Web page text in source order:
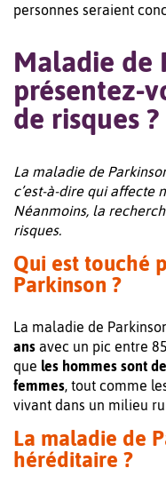
personnes seraient
Maladie de
présentez-
de risques ?
La maladie de
c’est-à-dire qui affecte
Néanmoins, la
risques.
Qui est touché
Parkinson ?
La maladie de
ans avec un pic entre
que les hommes sont
femmes, tout comme
vivant dans un milieu
La maladie de
héréditaire ?